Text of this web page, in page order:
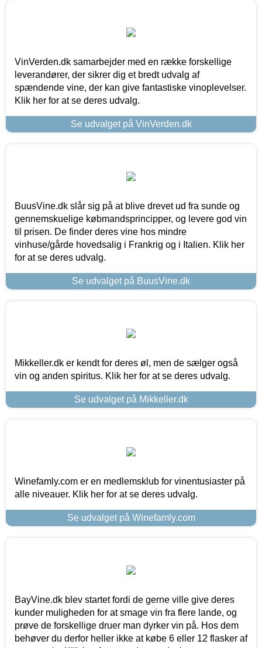
VinVerden.dk samarbejder med en række forskellige
leverandører, der sikrer dig et bredt udvalg af
spændende vine, der kan give fantastiske vinoplevelser.
Klik her for at se deres udvalg.
Se udvalget på VinVerden.dk
BuusVine.dk slår sig på at blive drevet ud fra sunde og
gennemskuelige købmandsprincipper, og levere god vin
til prisen. De finder deres vine hos mindre
vinhuse/gårde hovedsalig i Frankrig og i Italien. Klik her
for at se deres udvalg.
Se udvalget på BuusVine.dk
Mikkeller.dk er kendt for deres øl, men de sælger også
vin og anden spiritus. Klik her for at se deres udvalg.
Se udvalget på Mikkeller.dk
Winefamly.com er en medlemsklub for vinentusiaster på
alle niveauer. Klik her for at se deres udvalg.
Se udvalget på Winefamly.com
BayVine.dk blev startet fordi de gerne ville give deres
kunder muligheden for at smage vin fra flere lande, og
prøve de forskellige druer man dyrker vin på. Hos dem
behøver du derfor heller ikke at købe 6 eller 12 flasker af